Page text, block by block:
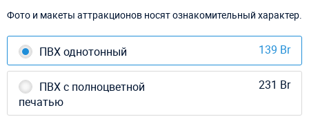
Фото и макеты аттракционов носят ознакомительный характер.
ПВХ однотонный 139 Br
ПВХ с полноцветной
печатью
231 Br